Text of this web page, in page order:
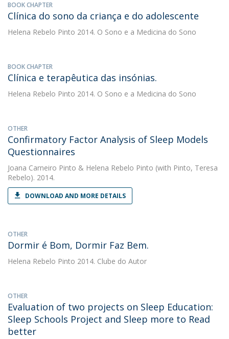
BOOK CHAPTER
Clínica do sono da criança e do adolescente
Helena Rebelo Pinto 2014. O Sono e a Medicina do Sono
BOOK CHAPTER
Clínica e terapêutica das insónias.
Helena Rebelo Pinto 2014. O Sono e a Medicina do Sono
OTHER
Confirmatory Factor Analysis of Sleep Models
Questionnaires
Joana Carneiro Pinto & Helena Rebelo Pinto (with Pinto, Teresa
Rebelo). 2014.
DOWNLOAD AND MORE DETAILS
OTHER
Dormir é Bom, Dormir Faz Bem.
Helena Rebelo Pinto 2014. Clube do Autor
OTHER
Evaluation of two projects on Sleep Education:
Sleep Schools Project and Sleep more to Read
better